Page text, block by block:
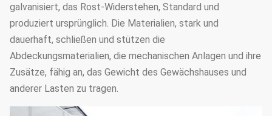
galvanisiert, das Rost-Widerstehen, Standard und
produziert ursprünglich. Die Materialien, stark und
dauerhaft, schließen und stützen die
Abdeckungsmaterialien, die mechanischen Anlagen und ihre
Zusätze, fähig an, das Gewicht des Gewächshauses und
anderer Lasten zu tragen.